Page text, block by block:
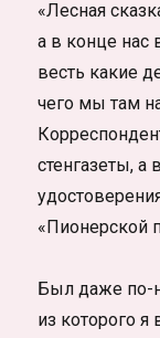
«Лесная
а в конце нас
весть какие
чего мы там
стенгазеты,
«Пионерской
Был даже по-
из которого я